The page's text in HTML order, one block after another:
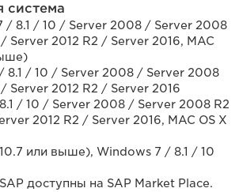
система
/ 8.1 / 10 / Server 2008 / Server 2008
Server 2012 R2 / Server 2016, MAC
8.1 / 10 / Server 2008 / Server 2008
Server 2012 R2 / Server 2016
/ 10 / Server 2008 / Server 2008 R2
2012 R2 / Server 2016, MAC OS X
или выше), Windows 7 / 8.1 / 10
доступны на SAP Market Place.